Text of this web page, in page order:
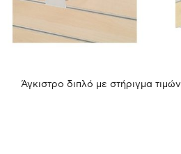
Άγκιστρο διπλό με στήριγμα τιμών